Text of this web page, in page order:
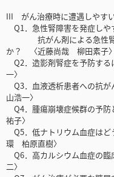
III がん治療時に遭遇しやす
Q1．急性腎障害を発症しや
抗がん剤による急性腎障
か？ 〈近藤尚哉 柳田素子〉
Q2．造影剤腎症を予防す
一〉
Q3．血液透析患者への抗
山浩一〉
Q4．腫瘍崩壊症候群の予
祐子〉
Q5．低ナトリウム血症は
環 柏原直樹〉
Q6．高カルシウム血症の
二〉